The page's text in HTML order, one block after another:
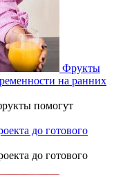
Фрукты
на ранних
помогут
до готового
до готового